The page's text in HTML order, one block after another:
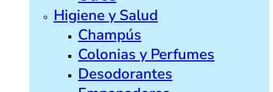
Higiene y Salud
Champús
Colonias y Perfumes
Desodorantes